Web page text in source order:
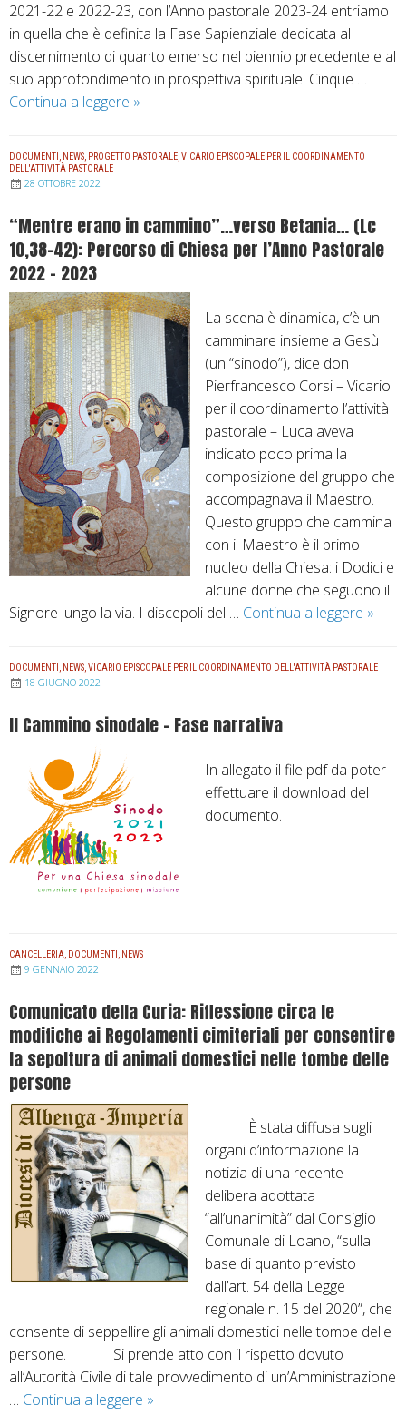
2021-22 e 2022-23, con l’Anno pastorale 2023-24 entriamo
in quella che è definita la Fase Sapienziale dedicata al
discernimento di quanto emerso nel biennio precedente e al
suo approfondimento in prospettiva spirituale. Cinque …
Continua a leggere …
n
u
n
d
o
i
l
C
a
m
m
i
n
o
…
»
DOCUMENTI, NEWS, PROGETTO PASTORALE,VICARIO EPISCOPALE PER IL COORDINAMENTO
DELL'ATTIVITÀ PASTORALE
28 OTTOBRE 2022
“Mentre erano in cammino”…verso Betania… (Lc
10,38-42): Percorso di Chiesa per l’Anno Pastorale
2022 – 2023
La scena è dinamica, c’è un
camminare insieme a Gesù
(un “sinodo”), dice don
Pierfrancesco Corsi – Vicario
per il coordinamento l’attività
pastorale – Luca aveva
indicato poco prima la
composizione del gruppo che
accompagnava il Maestro.
Questo gruppo che cammina
con il Maestro è il primo
nucleo della Chiesa: i Dodici e
alcune donne che seguono il
Signore lungo la via. I discepoli del … Continua a leggere “
e
r
n
o
v
o
B
a
n
a
»
DOCUMENTI, NEWS,VICARIO EPISCOPALE PER IL COORDINAMENTO DELL'ATTIVITÀ PASTORALE
18 GIUGNO 2022
Il Cammino sinodale – Fase narrativa
In allegato il file pdf da poter
effettuare il download del
documento.
CANCELLERIA, DOCUMENTI, NEWS
9 GENNAIO 2022
Comunicato della Curia: Riflessione circa le
modifiche ai Regolamenti cimiteriali per consentire
la sepoltura di animali domestici nelle tombe delle
persone
È stata diffusa sugli
organi d’informazione la
notizia di una recente
delibera adottata
“all’unanimità” dal Consiglio
Comunale di Loano, “sulla
base di quanto previsto
dall’art. 54 della Legge
regionale n. 15 del 2020”, che
consente di seppellire gli animali domestici nelle tombe delle
persone. Si prende atto con il rispetto dovuto
all’Autorità Civile di tale provvedimento di un’Amministrazione
… Continua a leggere C
»